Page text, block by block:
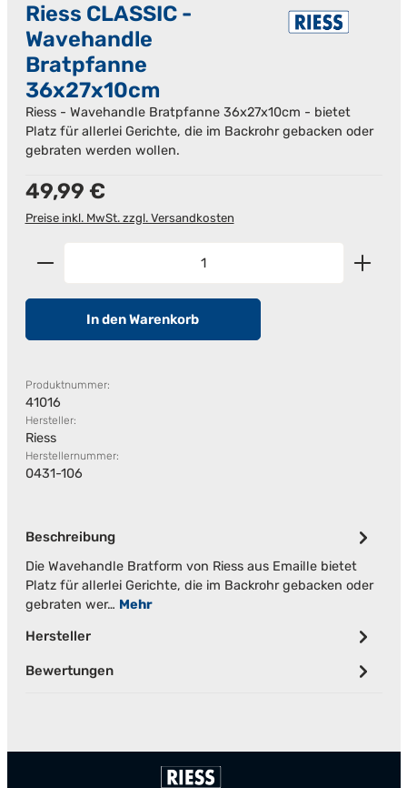
Riess CLASSIC -
Wavehandle
Bratpfanne
36x27x10cm
Riess - Wavehandle Bratpfanne 36x27x10cm - bietet
Platz für allerlei Gerichte, die im Backrohr gebacken oder
gebraten werden wollen.
Regulärer Preis:
49,99 €
Preise inkl. MwSt. zzgl. Versandkosten
Produkt Anzahl: Gib den gewünschten Wert ein
In den Warenkorb
Produktnummer:
41016
Hersteller:
Riess
Herstellernummer:
0431-106
Beschreibung
Die Wavehandle Bratform von Riess aus Emaille bietet
Platz für allerlei Gerichte, die im Backrohr gebacken oder
gebraten wer… Mehr
Hersteller
Bewertungen